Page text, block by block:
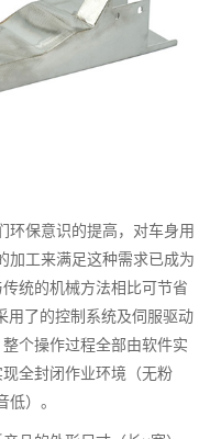
环保意识的提高，对车身用
加工来满足这种需求已成为
统的机械方法相比可节省
用了的控制系统及伺服驱动
个操作过程全部由软件实
全封闭作业环境（无粉
）。